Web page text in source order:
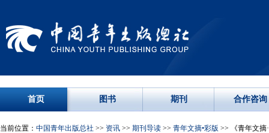
首页 图书 期刊 合作咨询
当前位置： 中国青年出版总社 >> 资讯 >> 期刊导读 >> 青年文摘•彩版 >> 《青年文摘